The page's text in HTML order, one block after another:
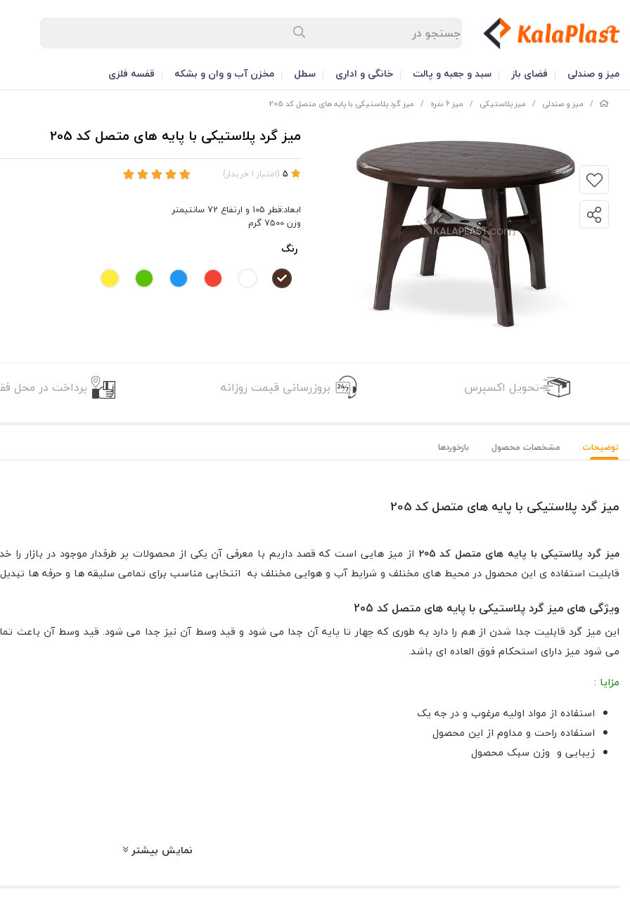
میز و صندلی فضای باز سبد و جعبه و پالت خانگی و اداری سطل مخزن آب و وان و بشکه قفسه فلزی
/ میز و صندلی / میز پلاستیکی / میز 6 نفره / میز گرد پلاستیکی با پایه های متصل کد 205
میز گرد پلاستیکی با پایه های متصل کد 205
(امتیاز 1 خریدار)
ابعاد:قطر 105 و ارتفاع 72 سانتیمتر
وزن 7500 گرم
رنگ
تحویل اکسپرس بروزرسانی قیمت روزانه پرداخت در محل
توضیحات مشخصات محصول بازخوردها
میز گرد پلاستیکی با پایه های متصل کد 205
میز گرد پلاستیکی با پایه های متصل کد 205
از میز هایی است که قصد داریم با معرفی آن یکی از محصولات پر طرفدار موجود در بازار
قابلیت استفاده ی این محصول در محیط های مختلف و شرایط آب و هوایی مختلف به انتخابی مناسب برای تمامی سلیقه ها و حرفه ها
ویژگی های میز گرد پلاستیکی با پایه های متصل کد 205
این میز گرد قابلیت جدا شدن از هم را دارد به طوری که چهار تا پایه آن جدا می شود و قید وسط آن نیز جدا می شود. قید وسط آن باعث
می شود میز دارای استحکام فوق العاده ای باشد.
مزایا :
استفاده از مواد اولیه مرغوب و در جه یک
استفاده راحت و مداوم از این محصول
زیبایی و وزن سبک محصول
نمایش بیشتر